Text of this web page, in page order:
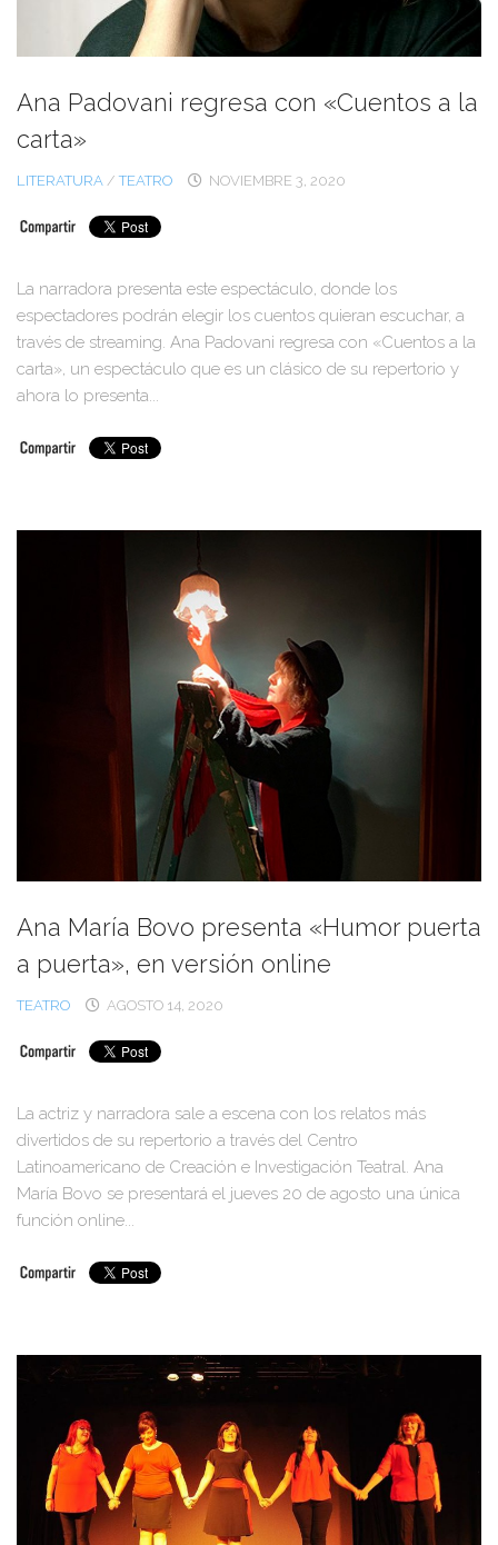
Ana Padovani regresa con «Cuentos a la
carta»
LITERATURA /TEATRO NOVIEMBRE 3, 2020
La narradora presenta este espectáculo, donde los
espectadores podrán elegir los cuentos quieran escuchar, a
través de streaming. Ana Padovani regresa con «Cuentos a la
carta», un espectáculo que es un clásico de su repertorio y
ahora lo presenta...
Ana María Bovo presenta «Humor puerta
a puerta», en versión online
TEATRO AGOSTO 14, 2020
La actriz y narradora sale a escena con los relatos más
divertidos de su repertorio a través del Centro
Latinoamericano de Creación e Investigación Teatral. Ana
María Bovo se presentará el jueves 20 de agosto una única
función online...